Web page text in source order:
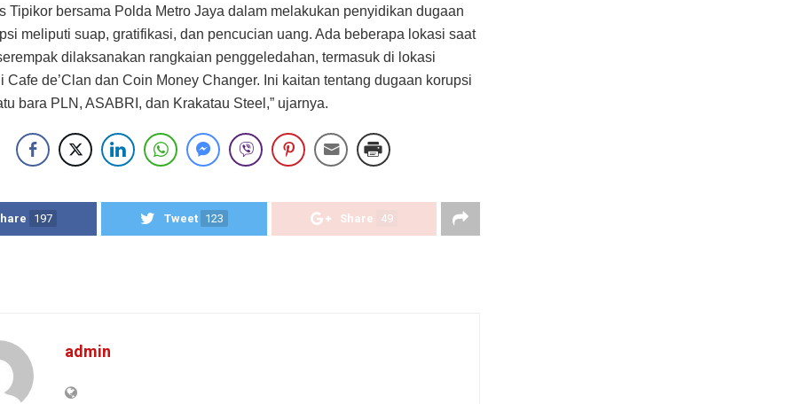
Tipikor bersama Polda Metro Jaya dalam melakukan penyidikan dugaan
meliputi suap, gratifikasi, dan pencucian uang. Ada beberapa lokasi saat
dilaksanakan rangkaian penggeledahan, termasuk di lokasi
Cafe de’Clan dan Coin Money Changer. Ini kaitan tentang dugaan korupsi
bara PLN, ASABRI, dan Krakatau Steel,” ujarnya.
197 Tweet 123 Share 49
admin